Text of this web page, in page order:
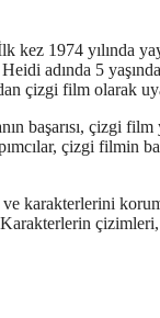
kez 1974 yılında
adında 5
çizgi film olarak
başarısı, çizgi
çizgi filmin
karakterlerini